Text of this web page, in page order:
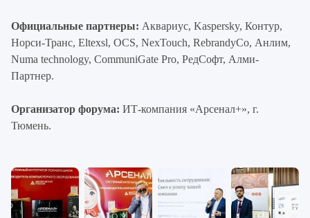
Официальные партнеры: Аквариус, Kaspersky, Контур,
Норси-Транс, Eltexsl, OCS, NexTouch, RebrandyCo, Анлим,
Numa technology, CommuniGate Pro, РедСофт, Алми-
Партнер.
Организатор форума: ИТ-компания «Арсенал+», г.
Тюмень.